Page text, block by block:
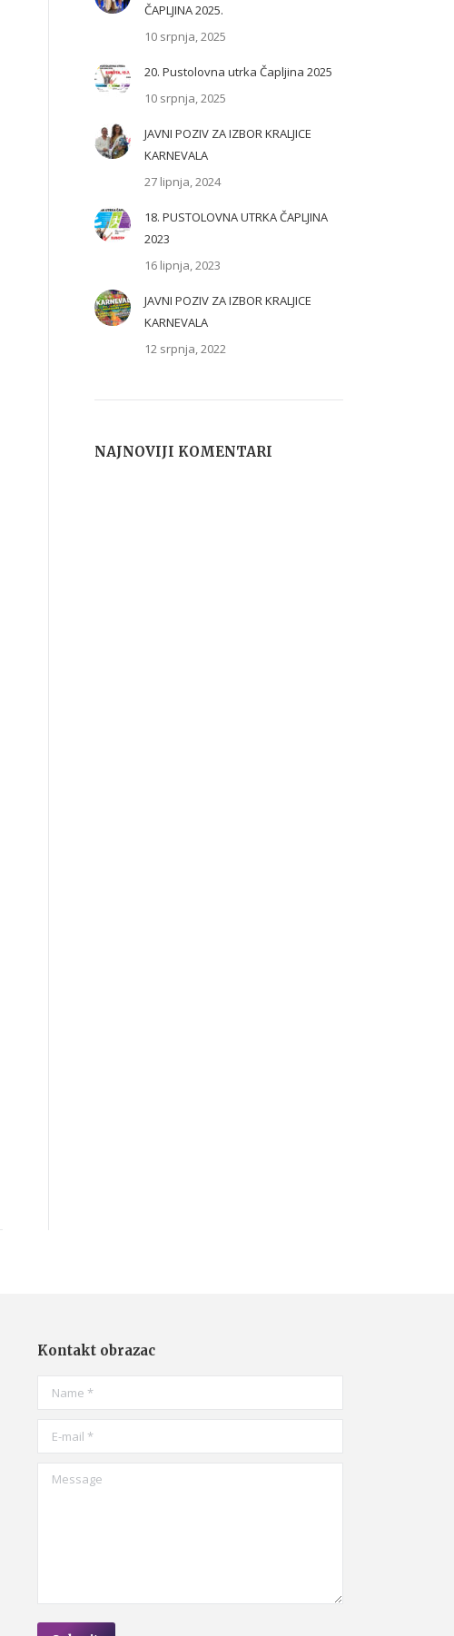
ČAPLJINA 2025.
10 srpnja, 2025
20. Pustolovna utrka Čapljina 2025
10 srpnja, 2025
JAVNI POZIV ZA IZBOR KRALJICE
KARNEVALA
27 lipnja, 2024
18. PUSTOLOVNA UTRKA ČAPLJINA
2023
16 lipnja, 2023
JAVNI POZIV ZA IZBOR KRALJICE
KARNEVALA
12 srpnja, 2022
NAJNOVIJI KOMENTARI
Kontakt obrazac
Name *
E-mail *
Message